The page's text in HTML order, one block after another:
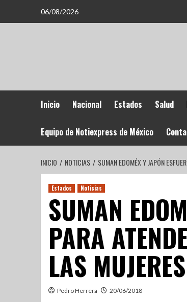
06/08/2026
Inicio Nacional Estados Salud
Equipo de Notiexpress de México
INICIO NOTICIAS SUMAN EDOMÉX Y JAPÓN
Estados Noticias
SUMAN
PARA
LAS MUJERES
Pedro Herrera 20/06/2018